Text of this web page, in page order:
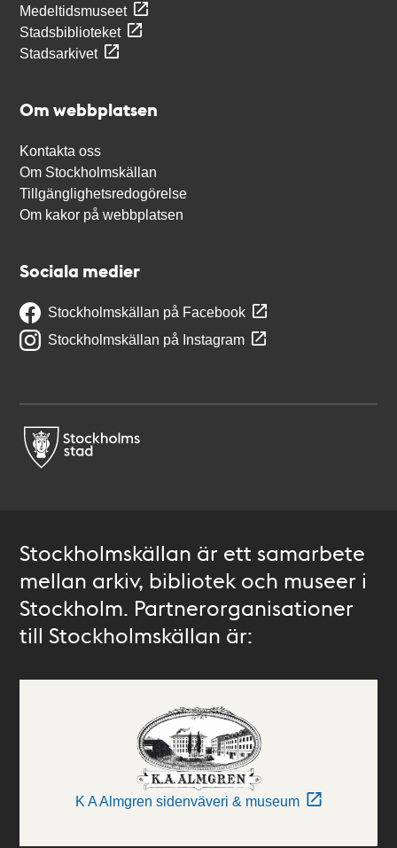
Medeltidsmuseet
Stadsbiblioteket
Stadsarkivet
Om webbplatsen
Kontakta oss
Om Stockholmskällan
Tillgänglighetsredogörelse
Om kakor på webbplatsen
Sociala medier
Stockholmskällan på Facebook
Stockholmskällan på Instagram
Stockholmskällan är ett samarbete
mellan arkiv, bibliotek och museer i
Stockholm. Partnerorganisationer
till Stockholmskällan är:
K A Almgren sidenväveri & museum